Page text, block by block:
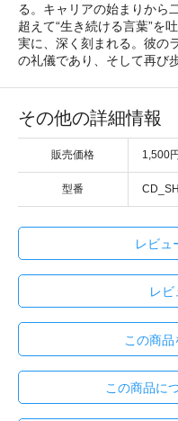
る。キャリアの始まりから
超えて“生き続ける言葉”を
実に、深く刻まれる。彼の
の礼儀であり、そして再び
その他の詳細情報
販売価格 1,500
型番
レビュ
レ
この商
この商品に